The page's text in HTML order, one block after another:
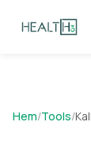
Hem/Tools/